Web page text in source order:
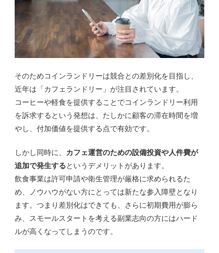
そのためコインランドリーは競合との差別化を目指し、
近年は「カフェランドリー」が注目されています。
コーヒーや軽食を提供することでコインランドリー利用
を訴求するという発想は、たしかに顧客の滞在時間を増
やし、付加価値を提供する点で有効です。
しかし同時に、
カフェ運営のための設備投資や人件費が
追加で発生するというデメリットがあります。
飲食事業は許可申請や衛生管理が厳格に求められるた
め、ノウハウがない方にとっては新たな参入障壁となり
ます。つまり差別化はできても、さらに初期費用が膨ら
み、スモールスタートを考える副業志向の方にはハード
ルが高くなってしまうのです。